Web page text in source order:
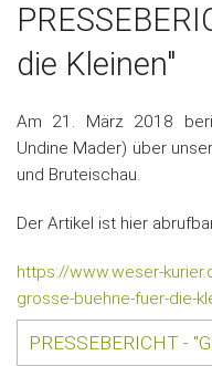
die Kleinen"
Am 21. März 2018
Undine Mader) über
und Bruteischau.
Der Artikel ist hier
https://www.weser-
grosse-buehne-fuer-die-
PRESSEBERICHT -